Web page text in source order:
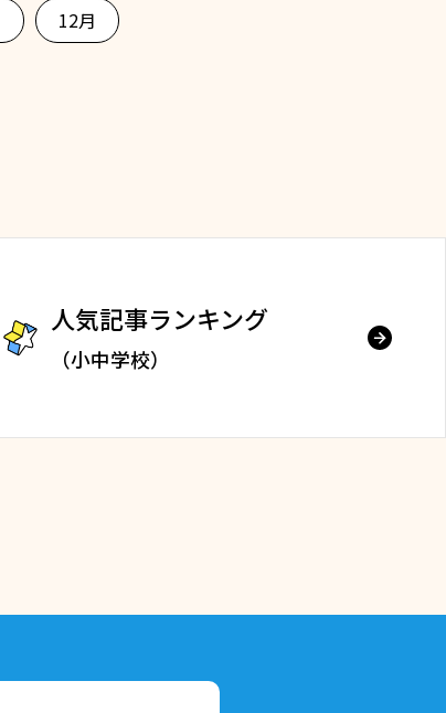
12月
人気記事ランキング
（小中学校）